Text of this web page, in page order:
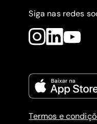
Siga nas redes
Termos e